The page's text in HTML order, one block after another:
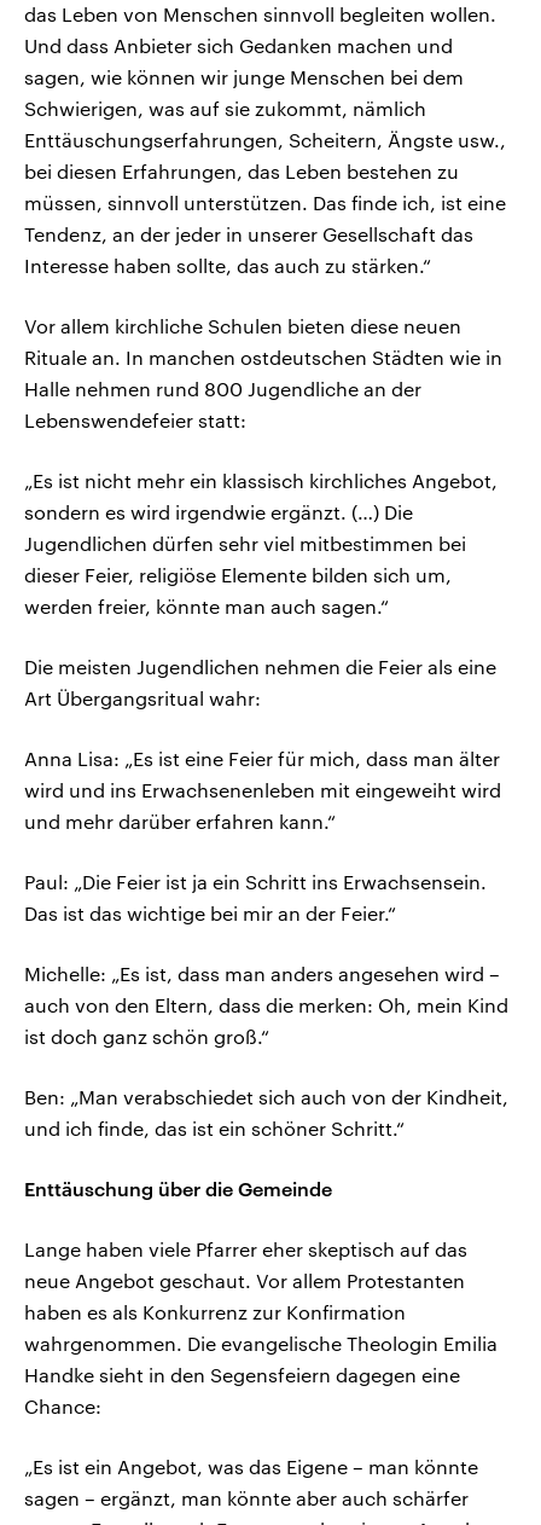
das Leben von Menschen sinnvoll begleiten wollen.
Und dass Anbieter sich Gedanken machen und
sagen, wie können wir junge Menschen bei dem
Schwierigen, was auf sie zukommt, nämlich
Enttäuschungserfahrungen, Scheitern, Ängste usw.,
bei diesen Erfahrungen, das Leben bestehen zu
müssen, sinnvoll unterstützen. Das finde ich, ist eine
Tendenz, an der jeder in unserer Gesellschaft das
Interesse haben sollte, das auch zu stärken.“
Vor allem kirchliche Schulen bieten diese neuen
Rituale an. In manchen ostdeutschen Städten wie in
Halle nehmen rund 800 Jugendliche an der
Lebenswendefeier statt:
„Es ist nicht mehr ein klassisch kirchliches Angebot,
sondern es wird irgendwie ergänzt. (…) Die
Jugendlichen dürfen sehr viel mitbestimmen bei
dieser Feier, religiöse Elemente bilden sich um,
werden freier, könnte man auch sagen.“
Die meisten Jugendlichen nehmen die Feier als eine
Art Übergangsritual wahr:
Anna Lisa: „Es ist eine Feier für mich, dass man älter
wird und ins Erwachsenenleben mit eingeweiht wird
und mehr darüber erfahren kann.“
Paul: „Die Feier ist ja ein Schritt ins Erwachsensein.
Das ist das wichtige bei mir an der Feier.“
Michelle: „Es ist, dass man anders angesehen wird –
auch von den Eltern, dass die merken: Oh, mein Kind
ist doch ganz schön groß.“
Ben: „Man verabschiedet sich auch von der Kindheit,
und ich finde, das ist ein schöner Schritt.“
Enttäuschung über die Gemeinde
Lange haben viele Pfarrer eher skeptisch auf das
neue Angebot geschaut. Vor allem Protestanten
haben es als Konkurrenz zur Konfirmation
wahrgenommen. Die evangelische Theologin Emilia
Handke sieht in den Segensfeiern dagegen eine
Chance:
„Es ist ein Angebot, was das Eigene – man könnte
sagen – ergänzt, man könnte aber auch schärfer